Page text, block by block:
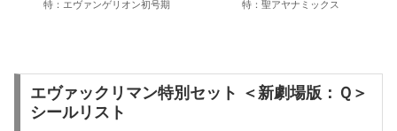
特：エヴァンゲリオン初号期 特：聖アヤナミックス
エヴァックリマン特別セット ＜新劇場版：Ｑ＞
シールリスト